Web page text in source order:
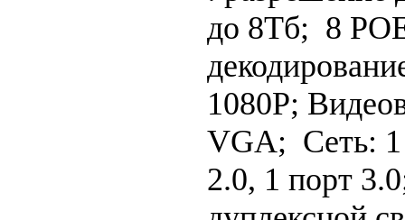
до 8Тб; 8
1080P;
VGA; Сеть: 1
2.0, 1 порт